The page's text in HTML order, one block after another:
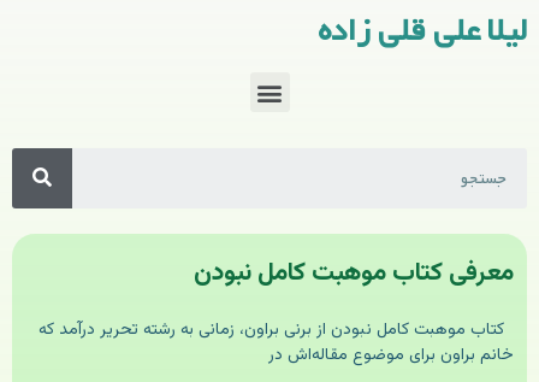
لیلا علی قلی زاده
معرفی کتاب موهبت کامل نبودن
کتاب موهبت کامل نبودن از برنی براون، زمانی به رشته تحریر درآمد که
خانم براون برای موضوع مقاله‌اش در